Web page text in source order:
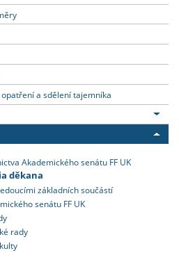
a sdělení tajemníka
Akademického senátu FF UK
děkana
základních součástí
senátu FF UK
rady